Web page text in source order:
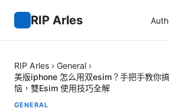
RIP Arles
RIP Arles › General ›
美版iphone 怎么用双esim？手把手教你
恼，雙Esim 使用技巧全解
GENERAL